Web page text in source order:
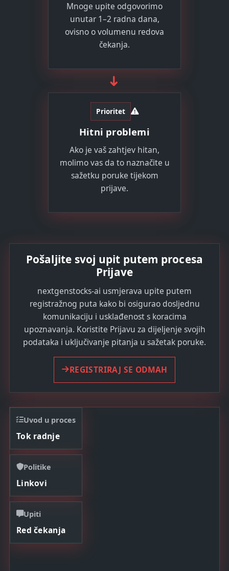
Mnoge upite odgovorimo
unutar 1–2 radna dana,
ovisno o volumenu redova
čekanja.
➜
Prioritet
Hitni problemi
Ako je vaš zahtjev hitan,
molimo vas da to naznačite u
sažetku poruke tijekom
prijave.
Pošaljite svoj upit putem procesa
Prijave
nextgenstocks-ai usmjerava upite putem
registražnog puta kako bi osigurao dosljednu
komunikaciju i usklađenost s koracima
upoznavanja. Koristite Prijavu za dijeljenje svojih
podataka i uključivanje pitanja u sažetak poruke.
REGISTRIRAJ SE ODMAH
Uvod u proces
Tok radnje
Politike
Linkovi
Upiti
Red čekanja